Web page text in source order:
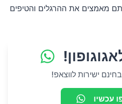
מאמצים את ההרגלים והטיפים
ישירות לווצאפ!
עכשיו